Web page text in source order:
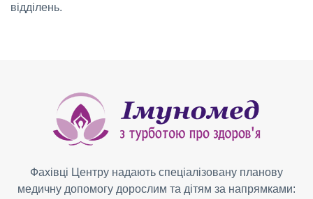
відділень.
Фахівці Центру надають спеціалізовану планову
медичну допомогу дорослим та дітям за напрямками: